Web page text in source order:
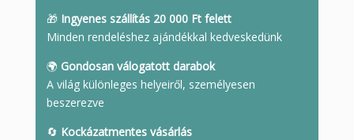
🎁 Ingyenes szállítás 20 000 Ft felett
Minden rendeléshez ajándékkal kedveskedünk
🌍 Gondosan válogatott darabok
A világ különleges helyeiről, személyesen
beszerezve
🔄 Kockázatmentes vásárlás